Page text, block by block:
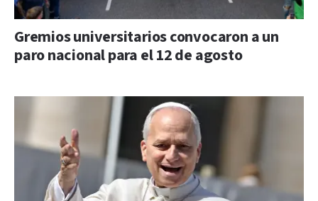
Gremios universitarios convocaron a un
paro nacional para el 12 de agosto